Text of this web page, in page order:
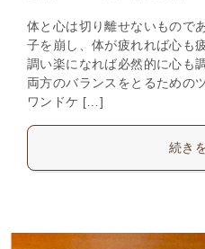
体と心は切り離せないもので
子を崩し、体が疲れれば心も
調い楽になれば必然的に心も
両方のバランスをとるための
ワンドケ […]
続き